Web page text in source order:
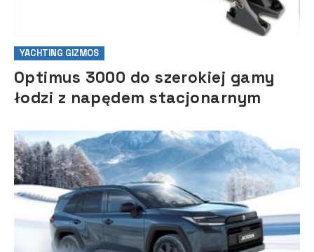
YACHTING GIZMOS
Optimus 3000 do szerokiej gamy
łodzi z napędem stacjonarnym